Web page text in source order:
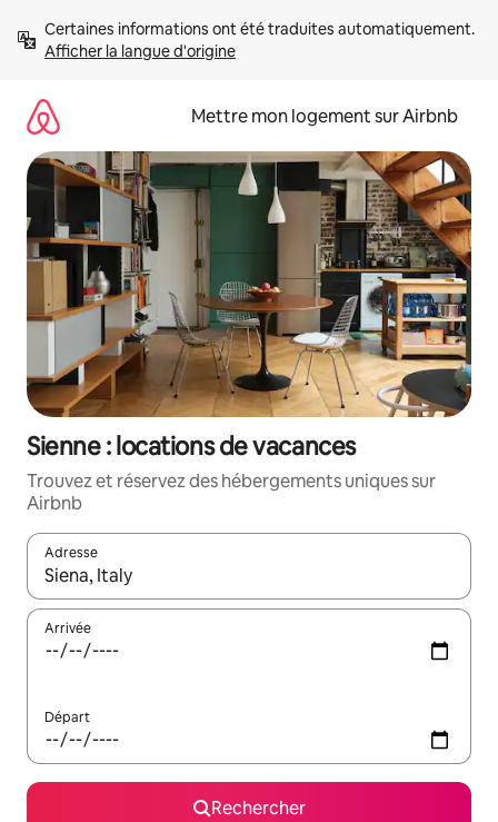
directement
Afficher la langue d'origine
Mettre mon logement sur Airbnb
Sienne : locations de vacances
Trouvez et réservez des hébergements uniques sur
Airbnb
Adresse
Lorsque les résultats s'affichent, utilisez les flèches vers le
Arrivée
Départ
Rechercher